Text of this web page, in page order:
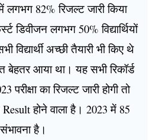
लगभग 82% रिजल्ट जारी किया
डिवीजन लगभग 50% विद्यार्थियों
विद्यार्थी अच्छी तैयारी भी किए थे
बेहतर आया था। यह सभी रिकॉर्ड
परीक्षा का रिजल्ट जारी होगी तो
होने वाला है। 2023 में 85
है।